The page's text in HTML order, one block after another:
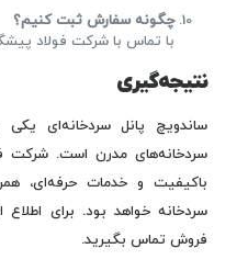
چگونه سفارش ثبت کنیم؟
با تماس با شرکت فولاد
نتیجه‌گیری
ساندویچ پانل سردخانه‌ای
سردخانه‌های مدرن است. شرکت
باکیفیت و خدمات حرفه‌ای،
سردخانه خواهد بود. برای
فروش تماس بگیرید.